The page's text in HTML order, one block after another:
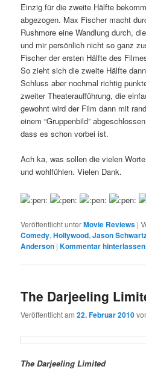
Einzig für die zweite Hälfte
abgezogen. Max Fischer macht
Rushmore eine Wandlung durch,
und mir persönlich nicht so ganz
Fischer der ersten Hälfte des
So zieht sich die zweite Hälfte
Schluss aber nochmal richtig
zweiter Theateraufführung, die
gewohnt wird der Film dann mit
einem “Gruppenbild”
dass es schon vorbei ist.
Ach ka, was sollen die vielen
und wohlfühlen. Vielen Dank.
Veröffentlicht unterMovie Reviews |
Comedy,Hollywood,Jason
Anderson |Kommentar hinterlassen
The Darjeeling
Veröffentlicht am22. Februar 2010
The Darjeeling Limited